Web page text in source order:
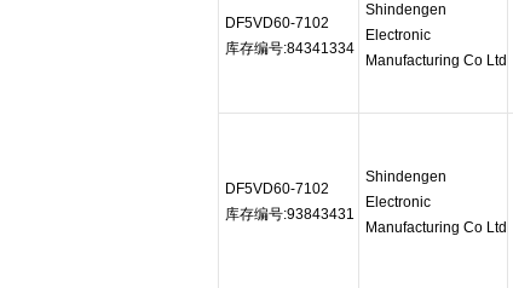
DF5VD60-7102
库存编号:84341334
Shindengen
Electronic
Manufacturing Co Ltd
DF5VD60-7102
库存编号:93843431
Shindengen
Electronic
Manufacturing Co Ltd